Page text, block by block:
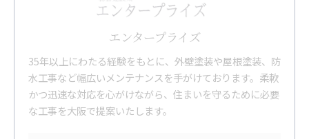
エンタープライズ
35年以上にわたる経験をもとに、外壁塗装や屋根塗装、防
水工事など幅広いメンテナンスを手がけております。柔軟
かつ迅速な対応を心がけながら、住まいを守るために必要
な工事を大阪で提案いたします。